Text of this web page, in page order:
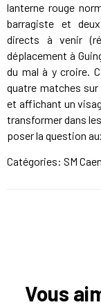
lanterne rouge
barragiste et
directs à venir
déplacement à
du mal à y croire.
quatre matches
et affichant un
transformer dans
poser la question
Catégories: SM Caen
Vous